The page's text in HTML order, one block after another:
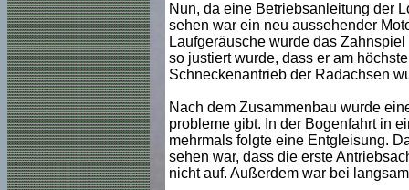
Nun, da eine Betriebsanleitung der
sehen war ein neu aussehender
Laufgeräusche wurde das
so justiert wurde, dass er am
Schneckenantrieb der Radachsen
Nach dem Zusammenbau wurde
probleme gibt. In der Bogenfahrt in
mehrmals folgte eine Entgleisung.
sehen war, dass die erste
nicht auf. Außerdem war bei